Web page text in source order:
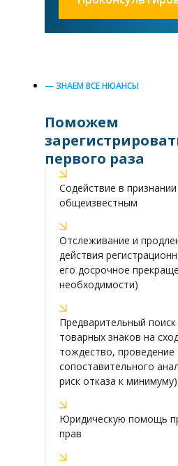
— ЗНАЕМ ВСЕ НЮАНСЫ
Поможем
первого раза
Предварительный поиск
товарных знаков на
тождество, проведение
сопоставительного
риск отказа к минимуму)
Отслеживание и
действия
его досрочное
необходимости)
Содействие в
общеизвестным
Юридическую помощь
прав